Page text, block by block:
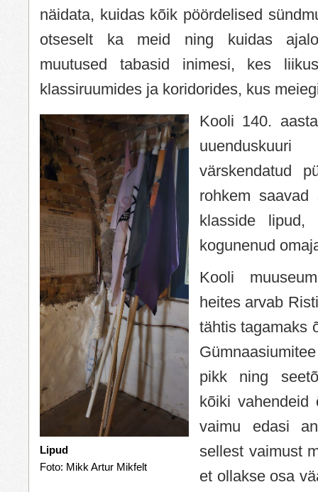
näidata, kuidas kõik pöördelised
otseselt ka meid ning kuidas
muutused tabasid inimesi, kes
klassiruumides ja koridorides, kus
Lipud
Foto: Mikk Artur Mikfelt
Kooli 140.
värskendatud
rohkem saavad
klasside lipud,
kogunenud
Kooli
heites arvab
tähtis tagamaks
pikk ning
kõiki vahendeid
vaimu edasi
sellest vaimust
et ollakse osa